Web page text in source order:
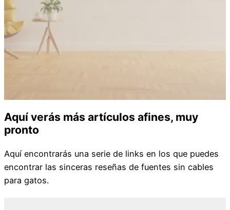
Aquí verás más artículos afines, muy
pronto
Aquí encontrarás una serie de links en los que puedes
encontrar las sinceras reseñas de fuentes sin cables
para gatos.